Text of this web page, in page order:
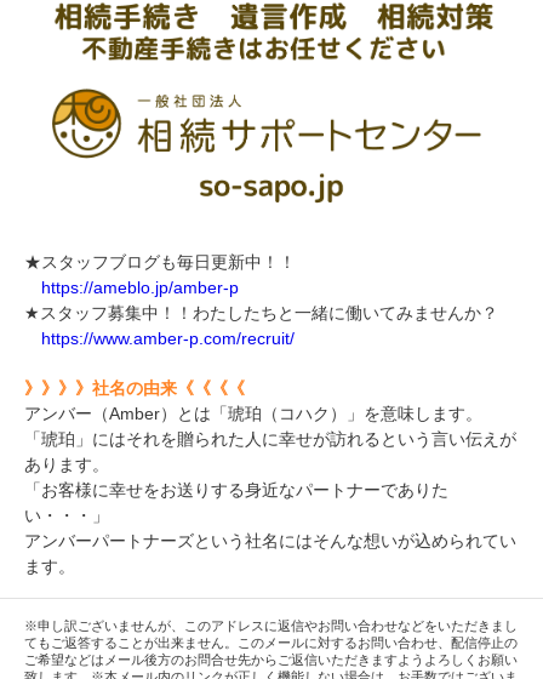
★スタッフブログも毎日更新中！！
https://ameblo.jp/amber-p
★スタッフ募集中！！わたしたちと一緒に働いてみませんか？
https://www.amber-p.com/recruit/
》》》》社名の由来《《《《
アンバー（Amber）とは「琥珀（コハク）」を意味します。
「琥珀」にはそれを贈られた人に幸せが訪れるという言い伝えが
あります。
「お客様に幸せをお送りする身近なパートナーでありた
い・・・」
アンバーパートナーズという社名にはそんな想いが込められてい
ます。
※申し訳ございませんが、このアドレスに返信やお問い合わせなどをいただきまし
てもご返答することが出来ません。このメールに対するお問い合わせ、配信停止の
ご希望などはメール後方のお問合せ先からご返信いただきますようよろしくお願い